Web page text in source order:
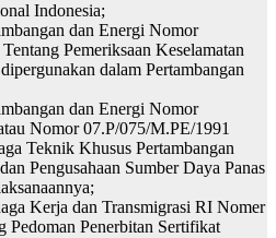
Indonesia;
dan Energi Nomor
Pemeriksaan Keselamatan
dalam Pertambangan
dan Energi Nomor
Nomor 07.P/075/M.PE/1991
Teknik Khusus Pertambangan
Pengusahaan Sumber Daya Panas
Kerja dan Transmigrasi RI Nomer
Pedoman Penerbitan Sertifikat